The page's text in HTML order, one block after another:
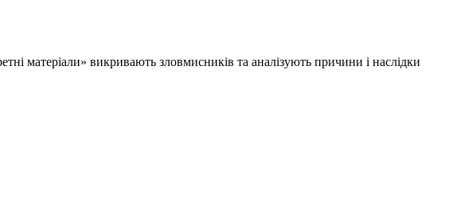
матеріали» викривають зловмисників та аналізують причини і наслідки